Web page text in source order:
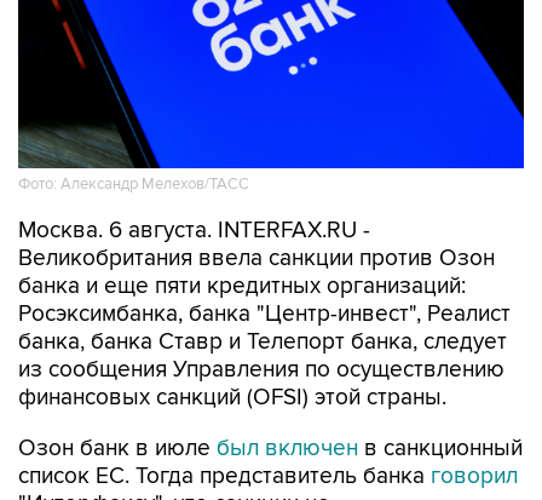
Фото: Александр Мелехов/ТАСС
Москва. 6 августа. INTERFAX.RU -
Великобритания ввела санкции против Озон
банка и еще пяти кредитных организаций:
Росэксимбанка, банка "Центр-инвест", Реалист
банка, банка Ставр и Телепорт банка, следует
из сообщения Управления по осуществлению
финансовых санкций (OFSI) этой страны.
Озон банк в июле был включен в санкционный
список ЕС. Тогда представитель банка говорил